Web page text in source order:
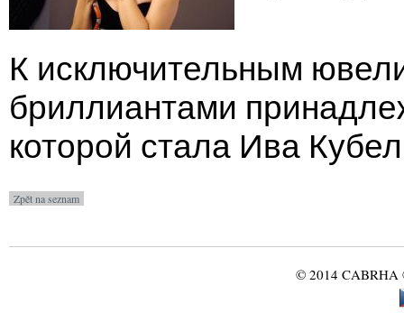
К исключительным
бриллиантами
которой стала Ива
© 2014 CABRHA